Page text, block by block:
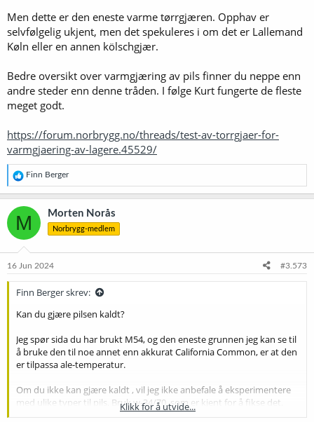
Men dette er den eneste varme tørrgjæren. Opphav er
selvfølgelig ukjent, men det spekuleres i om det er Lallemand
Køln eller en annen kölschgjær.
Bedre oversikt over varmgjæring av pils finner du neppe enn
andre steder enn denne tråden. I følge Kurt fungerte de fleste
meget godt.
https://forum.norbrygg.no/threads/test-av-torrgjaer-for-
varmgjaering-av-lagere.45529/
R
e
a
k
s
j
o
e
Finn Berger
M Morten Norås
Norbrygg-medlem
16 Jun 2024 #3.573
Finn Berger skrev:
Kan du gjære pilsen kaldt?
Jeg spør sida du har brukt M54, og den eneste grunnen jeg kan se til
å bruke den til noe annet enn akkurat California Common, er at den
er tilpassa ale-temperatur.
Om du ikke kan gjære kaldt , vil jeg ikke anbefale å eksperimentere
med ulike typer til pils. Bruk w-34/70, som er kjent for å fikse det.
(Det finnes visst andre som tåler det, også, men den er standarden.)
Klikk for å utvide...